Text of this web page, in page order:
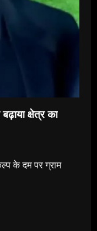
क्षेत्र का
के दम पर ग्राम